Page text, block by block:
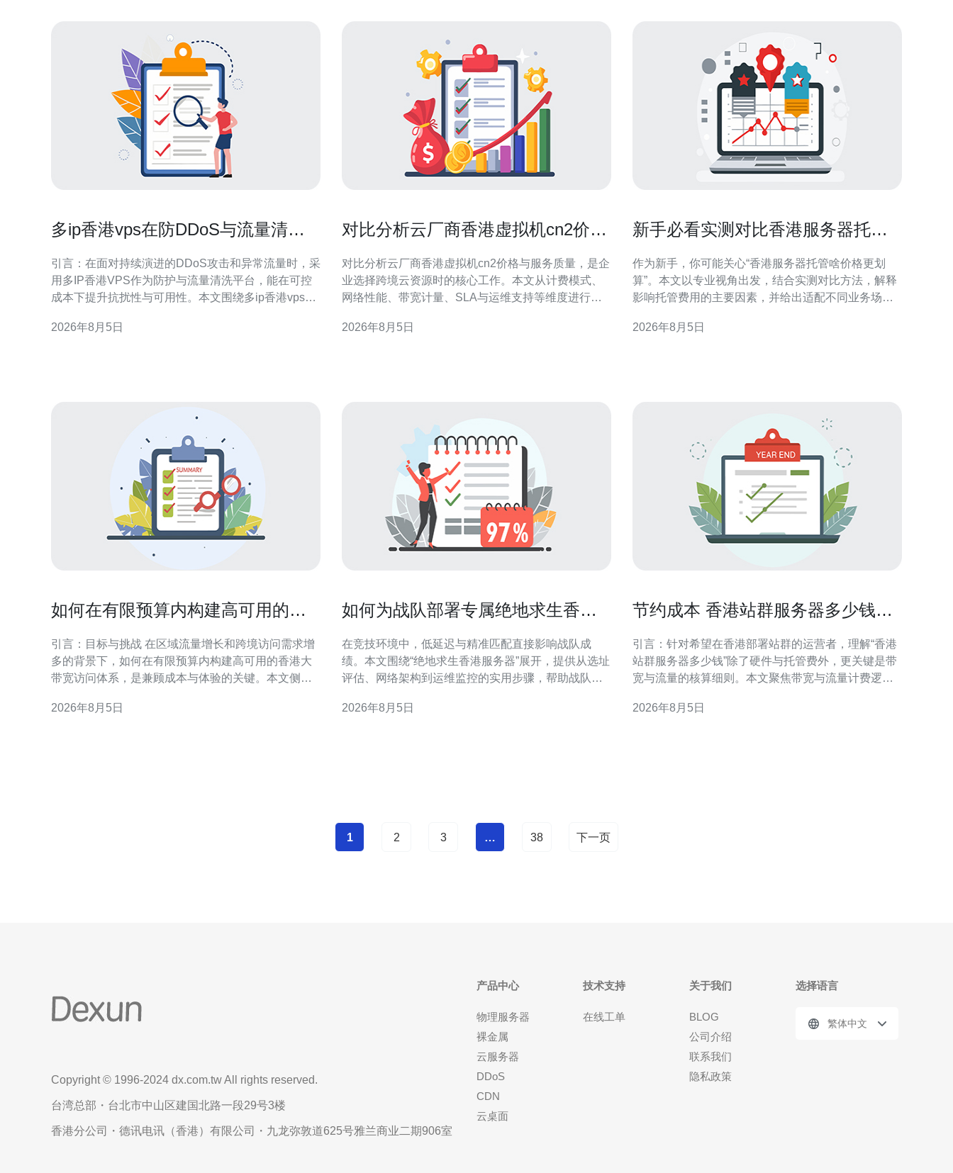
多ip香港vps在防DDoS与流量清洗
引言：在面对持续演进的DDoS攻击和异常流量时，采
用多IP香港VPS作为防护与流量清洗平台，能在可控
成本下提升抗扰性与可用性。本文围绕多ip香港vps的
与网络架构决策参考。 什么是多IP香港VPS及其主要
2026年8月5日
对比分析云厂商香港虚拟机cn2价格
对比分析云厂商香港虚拟机cn2价格与服务质量，是企
业选择跨境云资源时的核心工作。本文从计费模式、
网络性能、带宽计量、SLA与运维支持等维度进行对
位适合的香港CN2虚拟机方案。 香港虚拟机CN2网络
2026年8月5日
新手必看实测对比香港服务器托管
作为新手，你可能关心“香港服务器托管啥价格更划
算”。本文以专业视角出发，结合实测对比方法，解释
影响托管费用的主要因素，并给出适配不同业务场景
方案。 香港服务器托管市场概况：理解“香港服务器托
2026年8月5日
如何在有限预算内构建高可用的香
引言：目标与挑战 在区域流量增长和跨境访问需求增
多的背景下，如何在有限预算内构建高可用的香港大
带宽访问体系，是兼顾成本与体验的关键。本文侧重
与预算间的最佳平衡，适用于对香港节点有访问需求
2026年8月5日
如何为战队部署专属绝地求生香港
在竞技环境中，低延迟与精准匹配直接影响战队成
绩。本文围绕“绝地求生香港服务器”展开，提供从选址
评估、网络架构到运维监控的实用步骤，帮助战队在
现，适合技术负责人与队伍管理者参考。 为何选择香
2026年8月5日
节约成本 香港站群服务器多少钱核
引言：针对希望在香港部署站群的运营者，理解“香港
站群服务器多少钱”除了硬件与托管费外，更关键是带
宽与流量的核算细则。本文聚焦带宽与流量计费逻
制。 香港站群服务器成本构成概览 成本构成通常包含
2026年8月5日
1 2 3 … 38 下一页
Copyright © 1996-2024 dx.com.tw All rights reserved.
台湾总部・台北市中山区建国北路一段29号3楼
香港分公司・德讯电讯（香港）有限公司・九龙弥敦道625号雅兰商业二期906室
产品中心
物理服务器
裸金属
云服务器
DDoS
CDN
云桌面
技术支持
在线工单
关于我们
BLOG
公司介绍
联系我们
隐私政策
选择语言
繁体中文